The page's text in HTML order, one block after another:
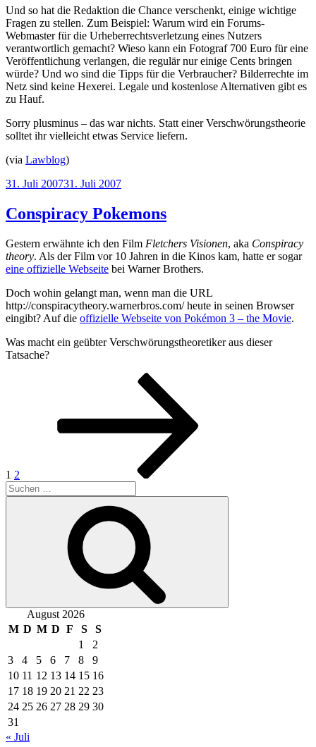
Und so hat die Redaktion die Chance verschenkt, einige wichtige
Fragen zu stellen. Zum Beispiel: Warum wird ein Forums-
Webmaster für die Urheberrechtsverletzung eines Nutzers
verantwortlich gemacht? Wieso kann ein Fotograf 700 Euro für eine
Veröffentlichung verlangen, die regulär nur einige Cents bringen
würde? Und wo sind die Tipps für die Verbraucher? Bilderrechte im
Netz sind keine Hexerei. Legale und kostenlose Alternativen gibt es
zu Hauf.
Sorry plusminus – das war nichts. Statt einer Verschwörungstheorie
solltet ihr vielleicht etwas Service liefern.
(via Lawblog)
Veröffentlicht
31. Juli 200731. Juli 2007
Conspiracy Pokemons
Gestern erwähnte ich den Film Fletchers Visionen, aka Conspiracy
theory. Als der Film vor 10 Jahren in die Kinos kam, hatte er sogar
eine offizielle Webseite bei Warner Brothers.
Doch wohin gelangt man, wenn man die URL
http://conspiracytheory.warnerbros.com/ heute in seinen Browser
eingibt? Auf die offizielle Webseite von Pokémon 3 – the Movie.
Was macht ein geübter Verschwörungstheoretiker aus dieser
Tatsache?
Seitennummerierung
Beiträge
1 2
Suchen
nach:
August 2026
M D M D F S
S
1
2
3
4 5 6 7 8
9
10 11 12 13 14 15 16
17 18 19 20 21 22 23
24 25 26 27 28 29 30
31
« Juli